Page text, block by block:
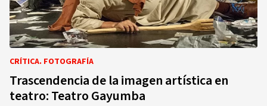
CRÍTICA. FOTOGRAFÍA
Trascendencia de la imagen artística en
teatro: Teatro Gayumba